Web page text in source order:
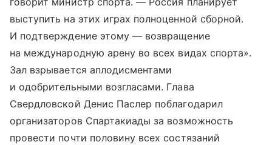
выступить на этих играх полноценной сборной.
И подтверждение этому — возвращение
на международную арену во всех видах спорта».
Зал взрывается аплодисментами
и одобрительными возгласами. Глава
Свердловской Денис Паслер поблагодарил
организаторов Спартакиады за возможность
провести почти половину всех состязаний